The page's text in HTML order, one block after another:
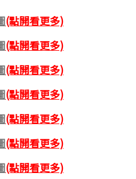
(點開看更多)
(點開看更多)
(點開看更多)
(點開看更多)
(點開看更多)
(點開看更多)
(點開看更多)